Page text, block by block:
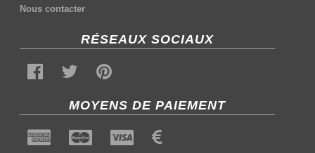
Nous contacter
RÉSEAUX SOCIAUX
MOYENS DE PAIEMENT